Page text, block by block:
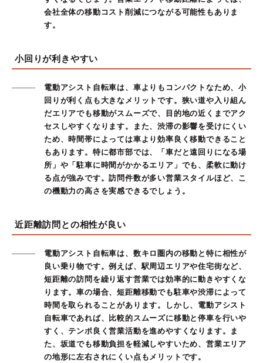
会社全体の移動コスト削減につながる可能性もありま
す。
小回りが利きやすい
電動アシスト自転車は、車よりもコンパクトなため、小
回りが利く点も大きなメリットです。狭い道や入り組ん
だエリアでも移動がスムーズで、目的地の近くまでアク
セスしやすくなります。また、渋滞の影響を受けにくい
ため、時間帯によっては車より効率良く移動できること
もあります。特に都市部では、「車だと遠回りになる場
所」や「駐車に時間がかかるエリア」でも、柔軟に動け
る点が強みです。訪問件数が多い営業スタイルほど、こ
の機動力の高さを実感できるでしょう。
近距離訪問との相性が良い
電動アシスト自転車は、数キロ圏内の移動と特に相性が
良い乗り物です。例えば、駅周辺エリアや住宅街など、
短距離の訪問を繰り返す営業では効率的に動きやすくな
ります。車の場合、短距離移動でも駐車や渋滞によって
時間を取られることがあります。しかし、電動アシスト
自転車であれば、比較的スムーズに移動と停車を行いや
すく、テンポ良く営業活動を進めやすくなります。ま
た、坂道でも移動負担を軽減しやすいため、営業エリア
の地形に左右されにくい点もメリットです。